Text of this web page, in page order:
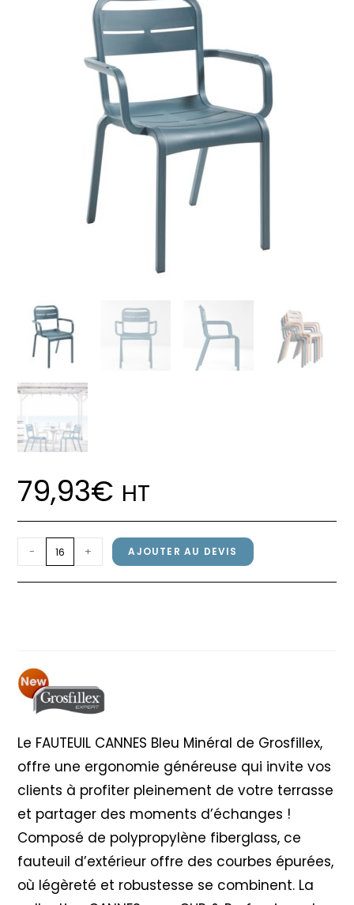
79,93€ HT
quantité
de
Fauteuil
Minéral
- + AJOUTER AU DEVIS
Le FAUTEUIL CANNES Bleu Minéral de Grosfillex,
offre une ergonomie généreuse qui invite vos
clients à profiter pleinement de votre terrasse
et partager des moments d’échanges !
Composé de polypropylène fiberglass, ce
fauteuil d’extérieur offre des courbes épurées,
où légèreté et robustesse se combinent. La